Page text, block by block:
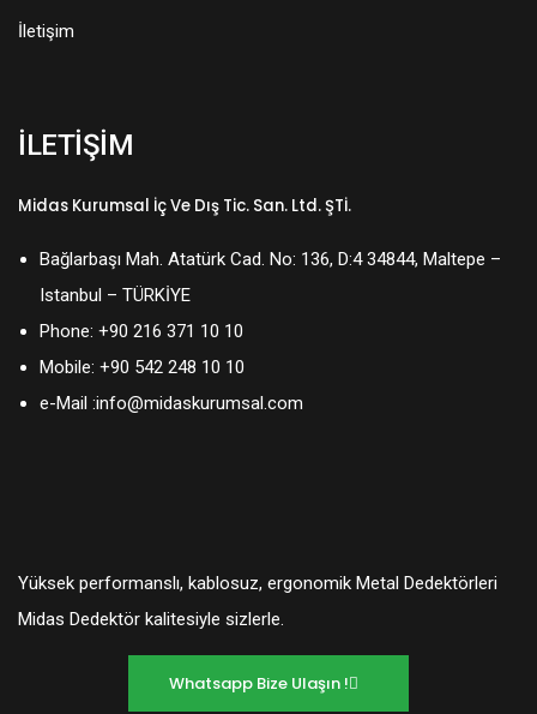
Yüksek performanslı, kablosuz, ergonomik Metal Dedektörleri
Midas Dedektör kalitesiyle sizlerle.
Whatsapp Bize Ulaşın !
İLETİŞİM
Midas Kurumsal İç Ve Dış Tic. San. Ltd. ŞTİ.
Bağlarbaşı Mah. Atatürk Cad. No: 136, D:4 34844, Maltepe –
Istanbul – TÜRKİYE
Phone: +90 216 371 10 10
Mobile: +90 542 248 10 10
e-Mail :info@midaskurumsal.com
İletişim